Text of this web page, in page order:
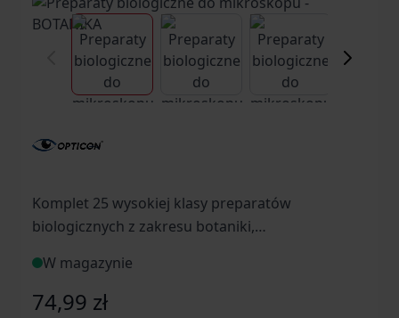
View larger imageView larger image
Komplet 25 wysokiej klasy preparatów
biologicznych z zakresu botaniki,
W magazynie
74,99 zł